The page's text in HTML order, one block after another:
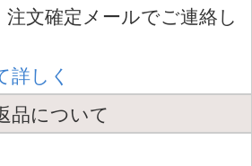
文確定メールでご連絡し
詳しく
品について